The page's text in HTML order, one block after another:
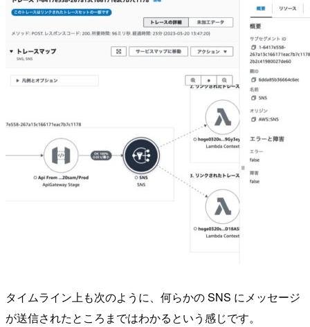
タイムライン上も次のように、何らかの SNS にメッセージ
が送信されたところまではわかるという感じです。